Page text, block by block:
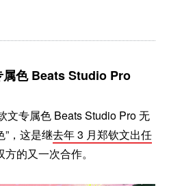
属色 Beats Studio Pro
文专属色 Beats Studio Pro 无
”，这是继去年 3 月郑钦文出任
方的又一次合作。